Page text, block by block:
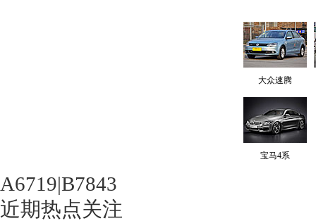
大众速腾
宝马4系
A6719|B7843
近期热点关注